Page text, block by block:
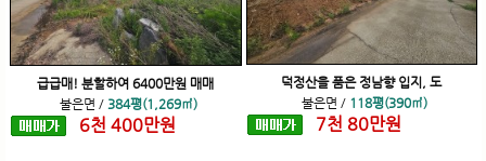
급급매! 분할하여 6400만원 매매
불은면 / 384평(1,269㎡)
6천 400만원
덕정산을 품은 정남향 입지, 도
불은면 / 118평(390㎡)
7천 80만원